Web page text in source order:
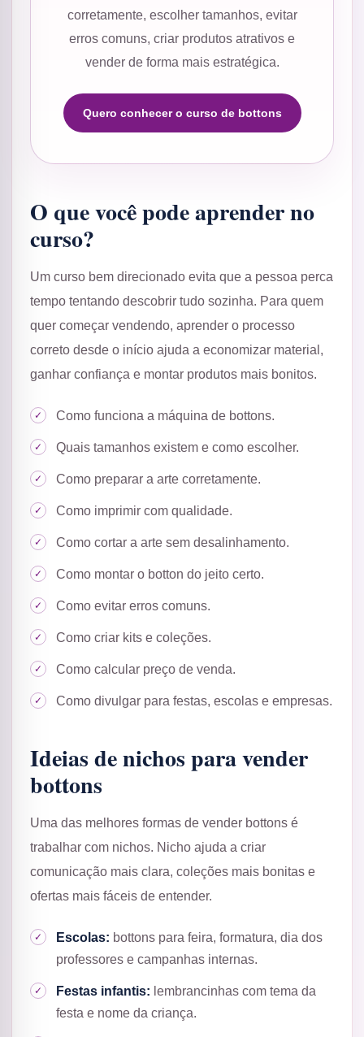
corretamente, escolher tamanhos, evitar
erros comuns, criar produtos atrativos e
vender de forma mais estratégica.
Quero conhecer o curso de bottons
O que você pode aprender no
curso?
Um curso bem direcionado evita que a pessoa perca
tempo tentando descobrir tudo sozinha. Para quem
quer começar vendendo, aprender o processo
correto desde o início ajuda a economizar material,
ganhar confiança e montar produtos mais bonitos.
Como funciona a máquina de bottons.
Quais tamanhos existem e como escolher.
Como preparar a arte corretamente.
Como imprimir com qualidade.
Como cortar a arte sem desalinhamento.
Como montar o botton do jeito certo.
Como evitar erros comuns.
Como criar kits e coleções.
Como calcular preço de venda.
Como divulgar para festas, escolas e empresas.
Ideias de nichos para vender
bottons
Uma das melhores formas de vender bottons é
trabalhar com nichos. Nicho ajuda a criar
comunicação mais clara, coleções mais bonitas e
ofertas mais fáceis de entender.
Escolas: bottons para feira, formatura, dia dos
professores e campanhas internas.
Festas infantis: lembrancinhas com tema da
festa e nome da criança.